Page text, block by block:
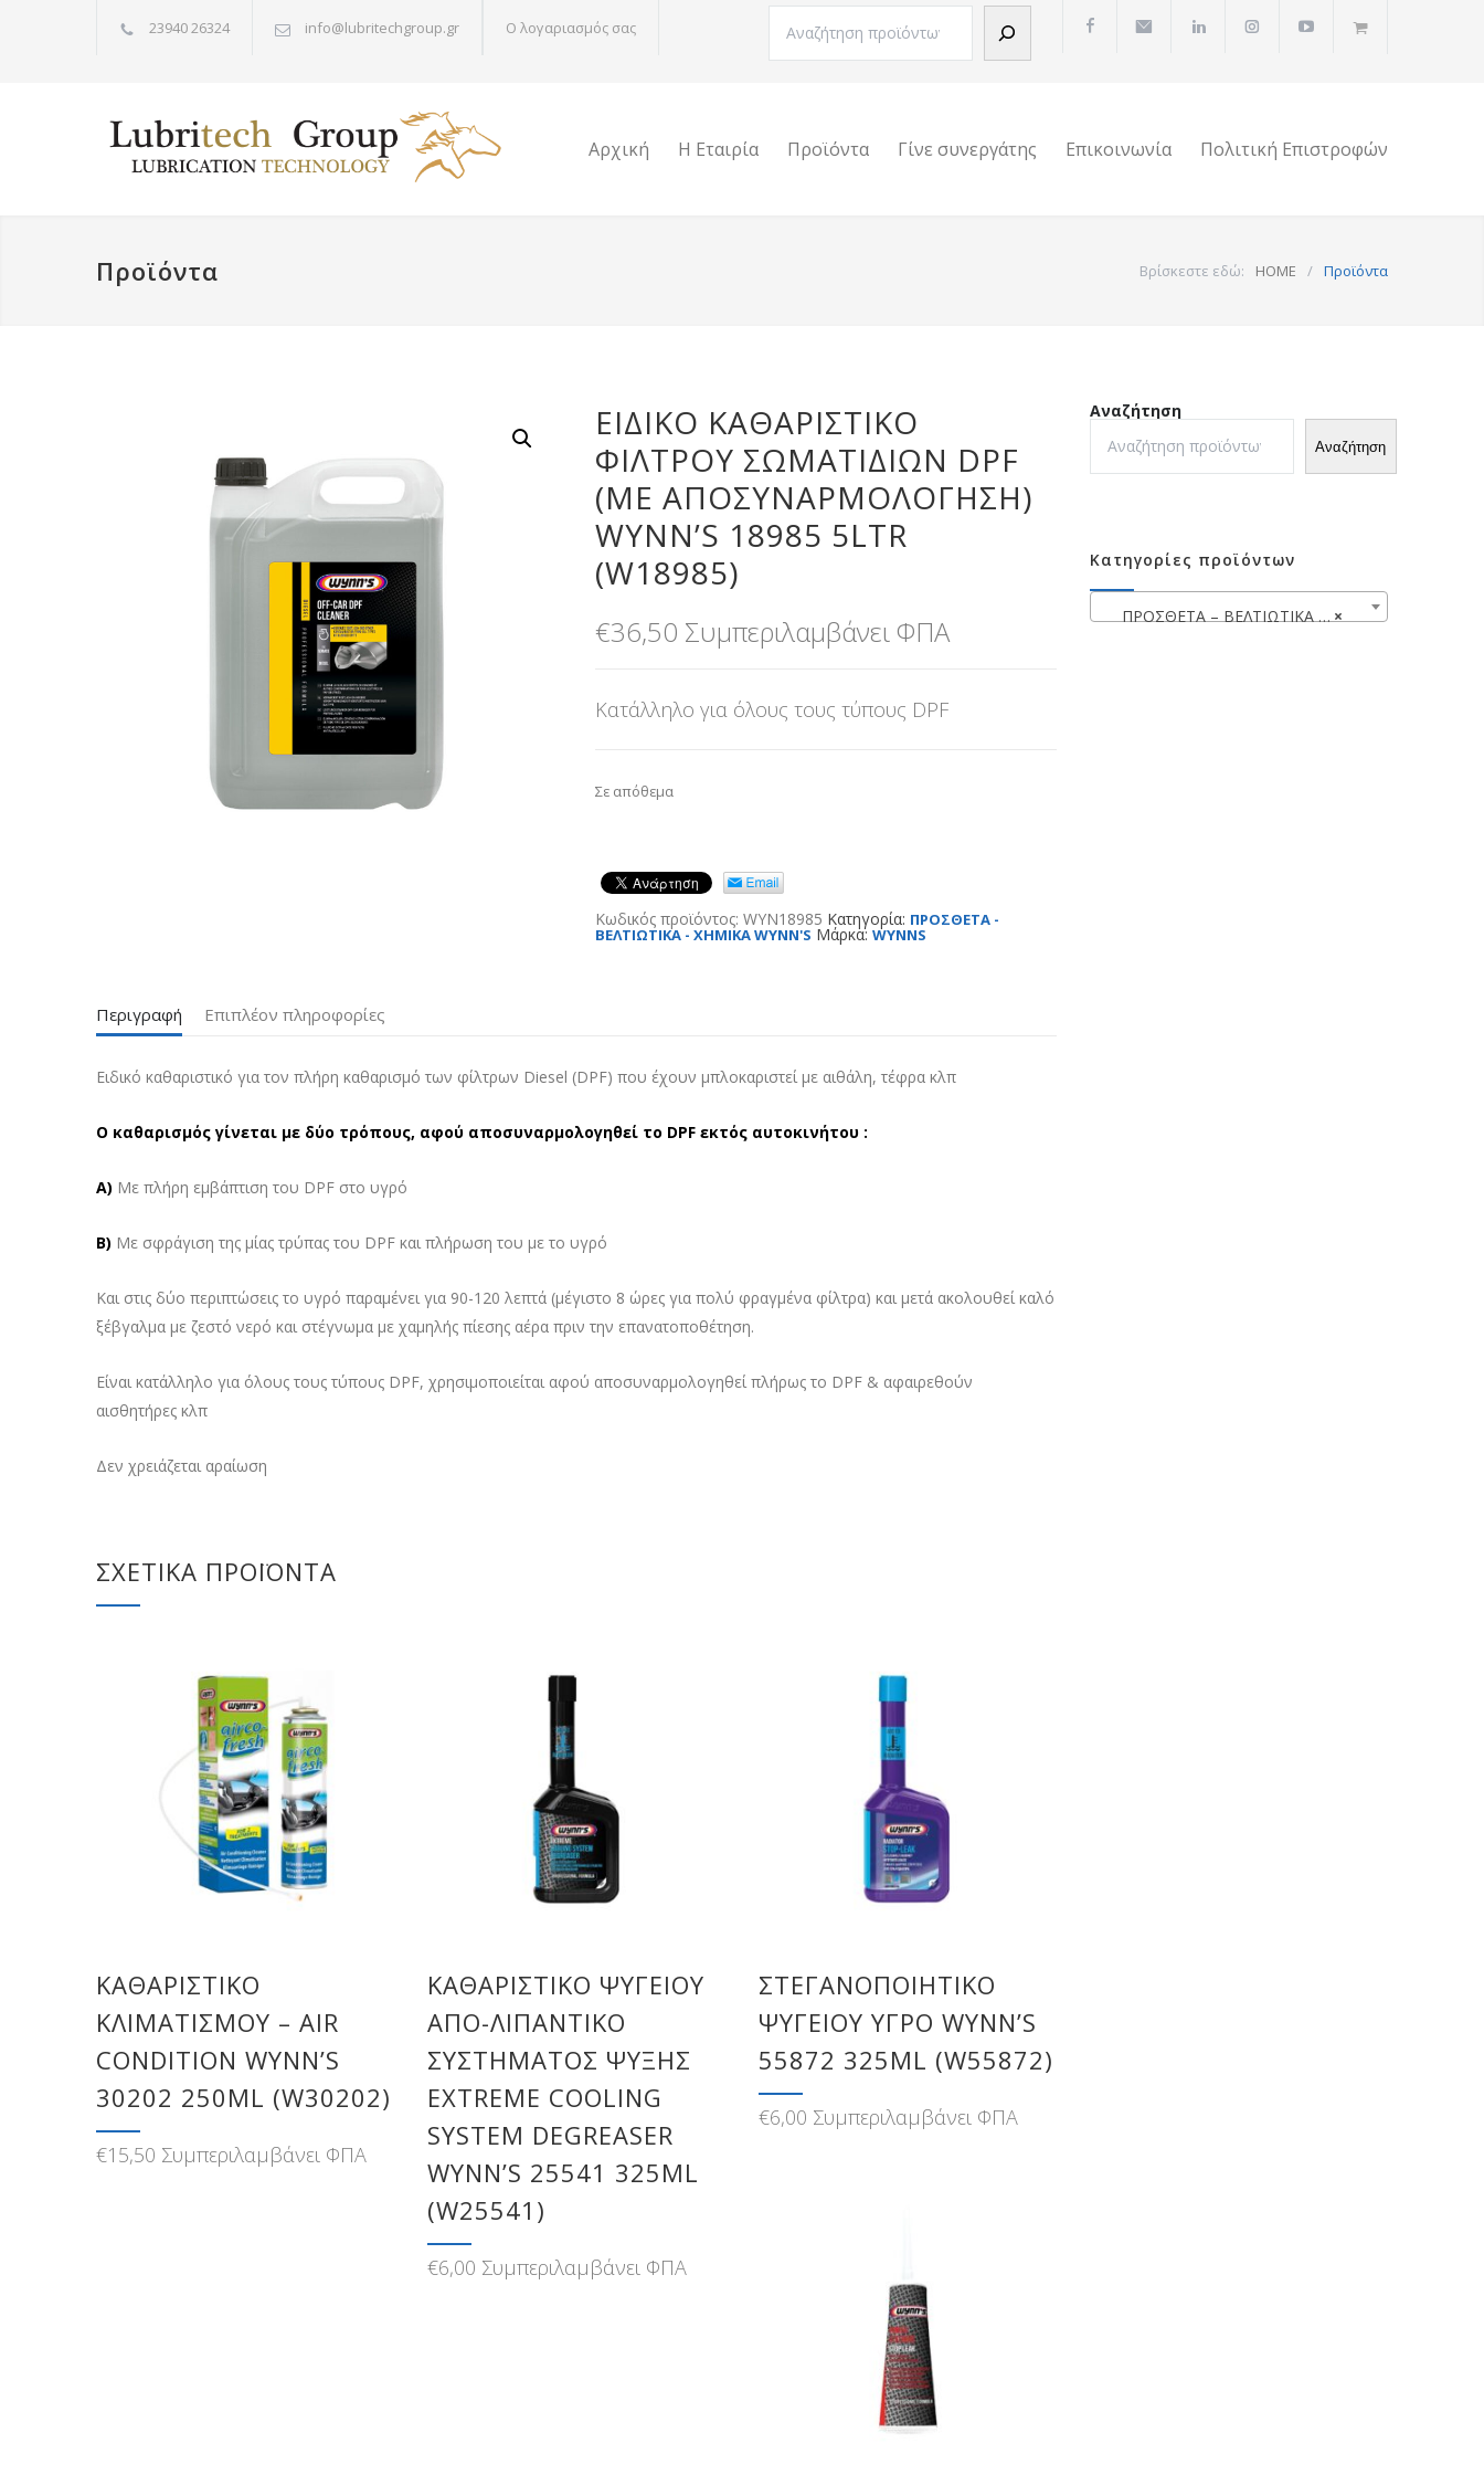
23940 26324 info@lubritechgroup.gr Ο λογαριασμός σας
Αναζήτηση
Αρχική Η Εταιρία Προϊόντα Γίνε συνεργάτης Επικοινωνία Πολιτική Επιστροφών
Προϊόντα Βρίσκεστε εδώ: HOME / Προϊόντα
ΕΙΔΙΚΌ ΚΑΘΑΡΙΣΤΙΚΌ
ΦΊΛΤΡΟΥ ΣΩΜΑΤΙΔΊΩΝ DPF
(ΜΕ ΑΠΟΣΥΝΑΡΜΟΛΌΓΗΣΗ)
WYNN’S 18985 5LTR
(W18985)
€36,50 Συμπεριλαμβάνει ΦΠΑ
Κατάλληλο για όλους τους τύπους DPF
Σε απόθεμα
Κωδικός προϊόντος:WYN18985 Κατηγορία: ΠΡΟΣΘΕΤΑ -
ΒΕΛΤΙΩΤΙΚΑ - ΧΗΜΙΚΑ WYNN'S Μάρκα:WYNNS
Περιγραφή Επιπλέον πληροφορίες
Ειδικό καθαριστικό για τον πλήρη καθαρισμό των φίλτρων Diesel (DPF) που έχουν μπλοκαριστεί με αιθάλη, τέφρα κλπ
Ο καθαρισμός γίνεται με δύο τρόπους, αφού αποσυναρμολογηθεί το DPF εκτός αυτοκινήτου :
Α) Με πλήρη εμβάπτιση του DPF στο υγρό
Β) Με σφράγιση της μίας τρύπας του DPF και πλήρωση του με το υγρό
Και στις δύο περιπτώσεις το υγρό παραμένει για 90-120 λεπτά (μέγιστο 8 ώρες για πολύ φραγμένα φίλτρα) και μετά ακολουθεί καλό
ξέβγαλμα με ζεστό νερό και στέγνωμα με χαμηλής πίεσης αέρα πριν την επανατοποθέτηση.
Είναι κατάλληλο για όλους τους τύπους DPF, χρησιμοποιείται αφού αποσυναρμολογηθεί πλήρως το DPF & αφαιρεθούν
αισθητήρες κλπ
Δεν χρειάζεται αραίωση
ΣΧΕΤΙΚΆ ΠΡΟΪΌΝΤΑ
ΚΑΘΑΡΙΣΤΙΚΌ
ΚΛΙΜΑΤΙΣΜΟΎ – AIR
CONDITION WYNN’S
30202 250ML (W30202)
€15,50 Συμπεριλαμβάνει ΦΠΑ
ΚΑΘΑΡΙΣΤΙΚΌ ΨΥΓΕΊΟΥ
ΑΠΟ-ΛΙΠΑΝΤΙΚΌ
ΣΥΣΤΉΜΑΤΟΣ ΨΎΞΗΣ
EXTREME COOLING
SYSTEM DEGREASER
WYNN’S 25541 325ML
(W25541)
€6,00 Συμπεριλαμβάνει ΦΠΑ
ΣΤΕΓΑΝΟΠΟΙΗΤΙΚΌ
ΨΥΓΕΊΟΥ ΥΓΡΌ WYNN’S
55872 325ML (W55872)
€6,00 Συμπεριλαμβάνει ΦΠΑ
Αναζήτηση
Αναζήτηση
Κατηγορίες προϊόντων
×
ΠΡΟΣΘΕΤΑ – ΒΕΛΤΙΩΤΙΚΑ – ΧΗΜΙΚΑ WYNN’S